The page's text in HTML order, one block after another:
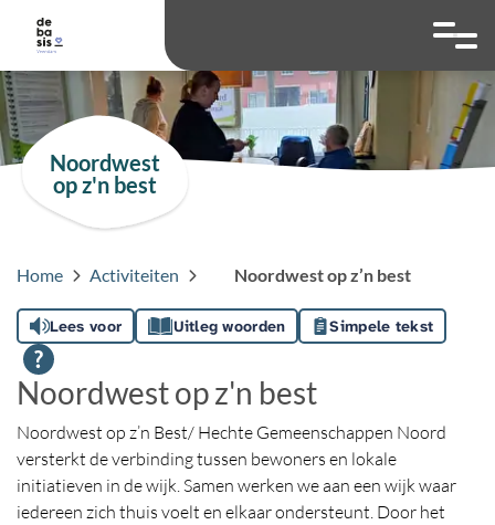
overslaan
Hoog contrast
Ga naar
Noordwest
op z'n best
Home Activiteiten Noordwest op z’n best
Lees voor Uitleg woorden Simpele tekst
Noordwest op z'n best
Noordwest op z’n Best/ Hechte Gemeenschappen Noord
versterkt de verbinding tussen bewoners en lokale
initiatieven in de wijk. Samen werken we aan een wijk waar
iedereen zich thuis voelt en elkaar ondersteunt. Door het